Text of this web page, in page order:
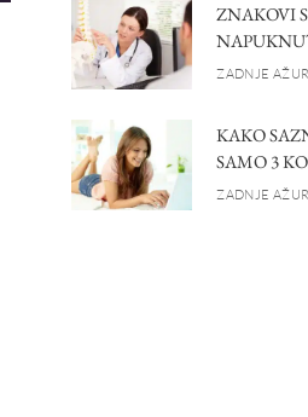
ZNAKOVI
ZADNJE
KAKO
SAMO 3
ZADNJE